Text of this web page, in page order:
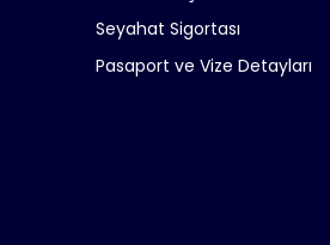
Seyahat Sigortası
Pasaport ve Vize Detayları